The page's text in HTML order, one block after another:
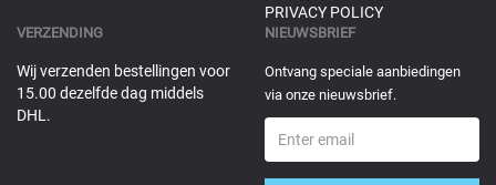
PRIVACY POLICY
VERZENDING
Wij verzenden bestellingen voor
15.00 dezelfde dag middels
DHL.
NIEUWSBRIEF
Ontvang speciale aanbiedingen
via onze nieuwsbrief.